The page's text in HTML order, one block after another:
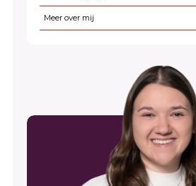
Meer over mij